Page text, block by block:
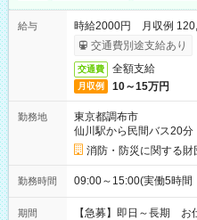
給与
時給2000円 月収例
交通費別途支給あり
交通費 全額支給
月収例 10～15万円
勤務地
東京都調布市
仙川駅から民間バス20分
消防・防災に関する財
勤務時間 09:00～15:00(実働5時
期間
【急募】即日～長期